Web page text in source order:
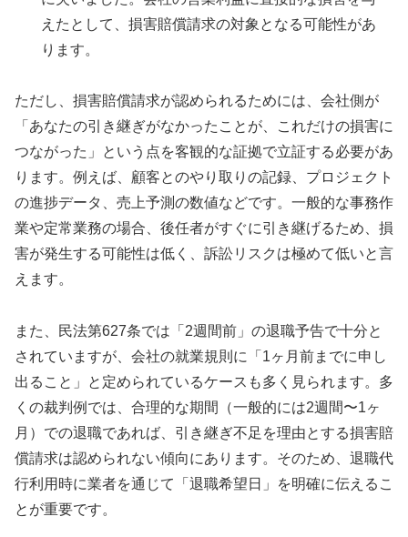
えたとして、損害賠償請求の対象となる可能性があ
ります。
ただし、損害賠償請求が認められるためには、会社側が
「あなたの引き継ぎがなかったことが、これだけの損害に
つながった」という点を客観的な証拠で立証する必要があ
ります。例えば、顧客とのやり取りの記録、プロジェクト
の進捗データ、売上予測の数値などです。一般的な事務作
業や定常業務の場合、後任者がすぐに引き継げるため、損
害が発生する可能性は低く、訴訟リスクは極めて低いと言
えます。
また、民法第627条では「2週間前」の退職予告で十分と
されていますが、会社の就業規則に「1ヶ月前までに申し
出ること」と定められているケースも多く見られます。多
くの裁判例では、合理的な期間（一般的には2週間〜1ヶ
月）での退職であれば、引き継ぎ不足を理由とする損害賠
償請求は認められない傾向にあります。そのため、退職代
行利用時に業者を通じて「退職希望日」を明確に伝えるこ
とが重要です。